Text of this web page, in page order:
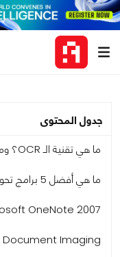
جدول المحتوى
ما هي تقنية الـ OCR؟ وما وظيفة برنامج الـ OCR؟
ما هي أفضل 5 برامج تحويل الصورة الى نص مكتوب؟
OneNote 2007
Imaging